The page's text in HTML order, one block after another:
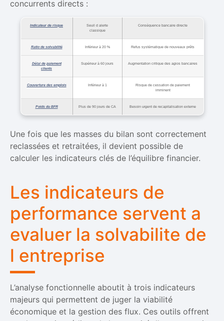
concurrents directs :
Indicateur de risque
Seuil d alerte
classique
Conséquence bancaire directe
Ratio de solvabilité Inférieur à 20 % Refus systématique de nouveaux prêts
Délai de paiement
clients
Supérieur à 60 jours Augmentation critique des agios bancaires
Couverture des emplois Inférieur à 1
Risque de cessation de paiement
imminent
Poids du BFR Plus de 90 jours de CA Besoin urgent de recapitalisation externe
Une fois que les masses du bilan sont correctement
reclassées et retraitées, il devient possible de
calculer les indicateurs clés de l’équilibre financier.
Les indicateurs de
performance servent a
evaluer la solvabilite de
l entreprise
L’analyse fonctionnelle aboutit à trois indicateurs
majeurs qui permettent de juger la viabilité
économique et la gestion des flux. Ces outils offrent